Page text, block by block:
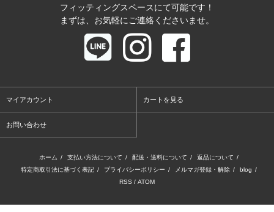
フィッティングスペースにて可能です！
まずは、お気軽にご連絡くださいませ。
マイアカウント カートを見る
お問い合わせ
ホーム / 支払い方法について / 配送・送料について / 返品について /
特定商取引法に基づく表記 / プライバシーポリシー / メルマガ登録・解除 / blog /
RSS / ATOM